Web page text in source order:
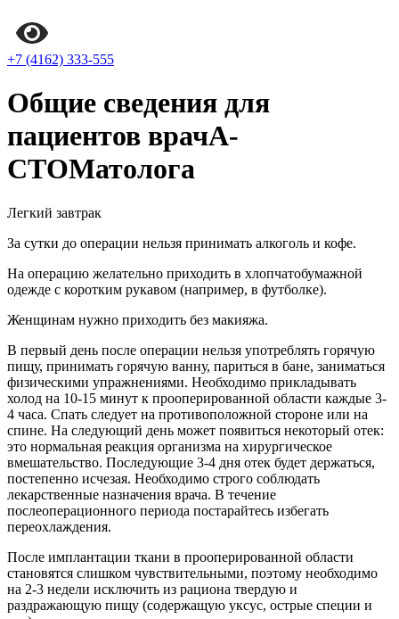
+7 (4162) 333-555
Общие сведения для
пациентов врачА-
СТОМатолога
Легкий завтрак
За сутки до операции нельзя принимать алкоголь и кофе.
На операцию желательно приходить в хлопчатобумажной
одежде с коротким рукавом (например, в футболке).
Женщинам нужно приходить без макияжа.
В первый день после операции нельзя употреблять горячую
пищу, принимать горячую ванну, париться в бане, заниматься
физическими упражнениями. Необходимо прикладывать
холод на 10-15 минут к прооперированной области каждые 3-
4 часа. Спать следует на противоположной стороне или на
спине. На следующий день может появиться некоторый отек:
это нормальная реакция организма на хирургическое
вмешательство. Последующие 3-4 дня отек будет держаться,
постепенно исчезая. Необходимо строго соблюдать
лекарственные назначения врача. В течение
послеоперационного периода постарайтесь избегать
переохлаждения.
После имплантации ткани в прооперированной области
становятся слишком чувствительными, поэтому необходимо
на 2-3 недели исключить из рациона твердую и
раздражающую пищу (содержащую уксус, острые специи и